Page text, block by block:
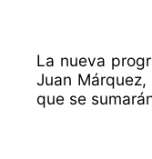
La nueva
Juan
que se